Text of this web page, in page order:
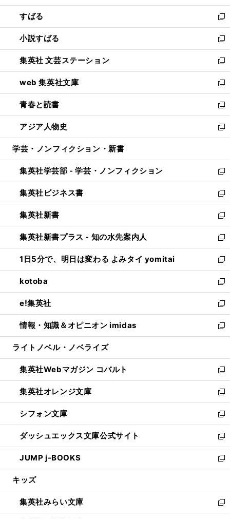
開
く
ウ
で
開
く
ン
ド
ウ
で
開
く
すばる
新
し
い
ウ
ィ
ン
ド
ウ
で
開
く
小説すばる
新
し
い
ウ
ィ
ン
ド
ウ
で
開
集英社 文芸ステーション
新
し
い
ウ
ィ
ン
ド
ウ
開
く
web 集英社文庫
新
し
い
ウ
ィ
ン
ウ
で
開
く
青春と読書
新
し
い
ウ
ン
ド
ウ
で
開
く
アジア人物史
新
し
ウ
ィ
ン
ド
ウ
で
開
く
学芸・ノンフィクション・新書
集英社学芸部 - 学芸・ノンフィクション
新
し
い
ウ
ィ
ン
ド
ウ
で
開
く
集英社ビジネス書
新
し
い
ウ
ィ
ン
ド
ウ
で
開
く
集英社新書
新
し
い
ウ
ィ
ン
ド
ウ
で
開
く
集英社新書プラス - 知の水先案内人
新
し
い
ウ
ィ
ン
ド
ウ
で
開
1日5分で、明日は変わる よみタイ yomitai
新
し
い
ウ
ィ
ン
ド
ウ
開
く
kotoba
新
し
い
ウ
ィ
ン
ウ
で
開
く
e!集英社
新
し
い
ウ
ン
ド
ウ
で
開
く
情報・知識＆オピニオン imidas
新
し
ウ
ィ
ン
ド
ウ
で
開
く
ライトノベル・ノベライズ
集英社Webマガジン コバルト
新
し
い
ウ
ィ
ン
ド
ウ
で
開
集英社オレンジ文庫
新
し
い
ウ
ィ
ン
ド
ウ
開
く
シフォン文庫
新
し
い
ウ
ィ
ン
ウ
で
開
ダッシュエックス文庫公式サイト
新
し
い
ウ
ン
ド
ウ
JUMP j-BOOKS
新
し
ウ
ィ
ン
キッズ
集英社みらい文庫
新
し